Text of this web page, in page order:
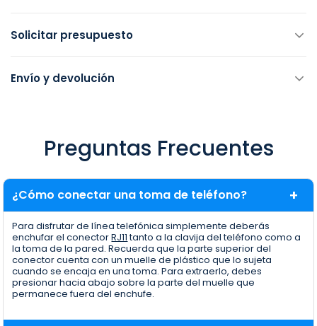
Solicitar presupuesto
Envío y devolución
Preguntas Frecuentes
¿Cómo conectar una toma de teléfono?
Para disfrutar de línea telefónica simplemente deberás
enchufar el conectorRJ11tanto a la clavija del teléfono como a
la toma de la pared. Recuerda que la parte superior del
conector cuenta con un muelle de plástico que lo sujeta
cuando se encaja en una toma. Para extraerlo, debes
presionar hacia abajo sobre la parte del muelle que
permanece fuera del enchufe.